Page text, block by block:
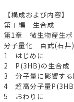
【構成および内容】
第Ⅰ編 生合成
第1章 微生物産生ポ
分子量化 百武(石井
1 はじめに
2 P(3HB)の生合成
3 分子量に影響する
4 超高分子量
5 おわりに